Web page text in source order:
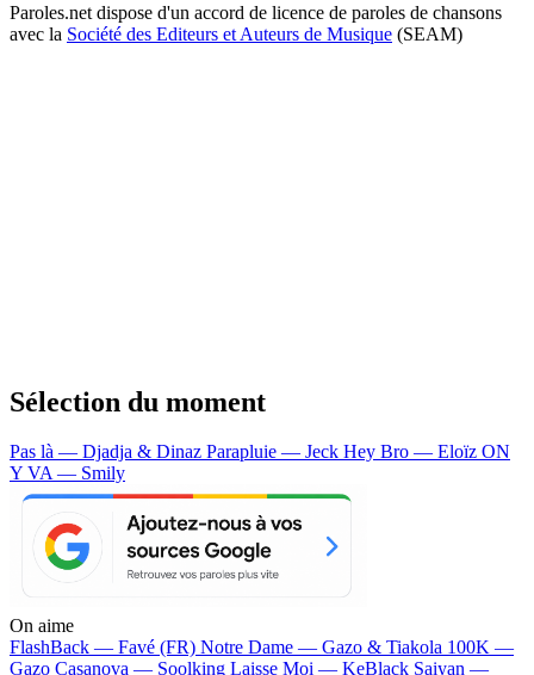
Paroles.net dispose d'un accord de licence de paroles de chansons
avec la Société des Editeurs et Auteurs de Musique (SEAM)
Sélection du moment
Pas là — Djadja & Dinaz Parapluie — Jeck Hey Bro — Eloïz ON
Y VA — Smily
On aime
FlashBack — Favé (FR) Notre Dame — Gazo & Tiakola 100K —
Gazo Casanova — Soolking Laisse Moi — KeBlack Saiyan —